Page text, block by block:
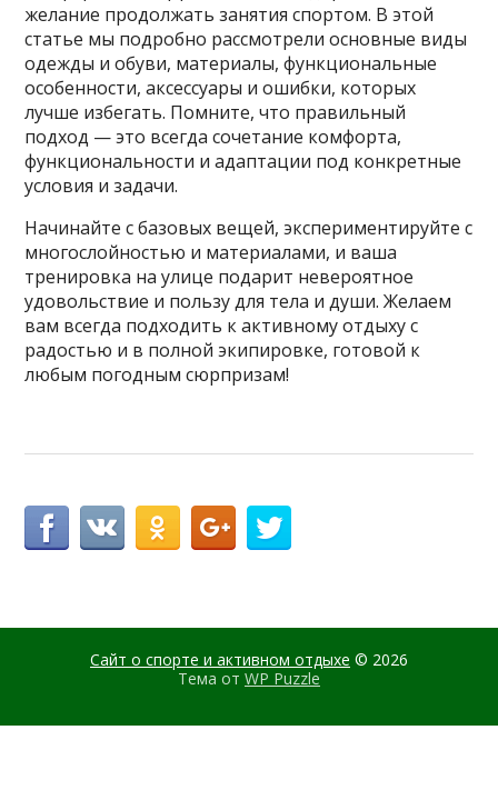
желание продолжать занятия спортом. В этой
статье мы подробно рассмотрели основные виды
одежды и обуви, материалы, функциональные
особенности, аксессуары и ошибки, которых
лучше избегать. Помните, что правильный
подход — это всегда сочетание комфорта,
функциональности и адаптации под конкретные
условия и задачи.
Начинайте с базовых вещей, экспериментируйте с
многослойностью и материалами, и ваша
тренировка на улице подарит невероятное
удовольствие и пользу для тела и души. Желаем
вам всегда подходить к активному отдыху с
радостью и в полной экипировке, готовой к
любым погодным сюрпризам!
Сайт о спорте и активном отдыхе © 2026
Тема от WP Puzzle